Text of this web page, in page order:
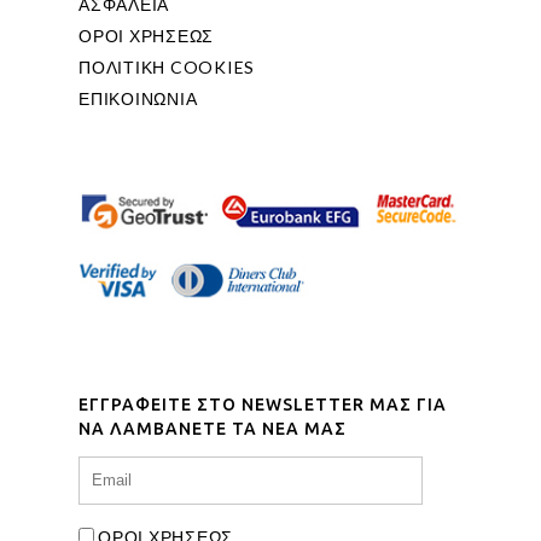
ΑΣΦΑΛΕΙΑ
ΟΡΟΙ ΧΡΗΣΕΩΣ
ΠΟΛΙΤΙΚΗ COOKIES
ΕΠΙΚΟΙΝΩΝΙΑ
ΕΓΓΡΑΦΕΙΤΕ ΣΤΟ NEWSLETTER ΜΑΣ ΓΙΑ
ΝΑ ΛΑΜΒΑΝΕΤΕ ΤΑ ΝΕΑ ΜΑΣ
ΟΡΟΙ ΧΡΗΣΕΩΣ